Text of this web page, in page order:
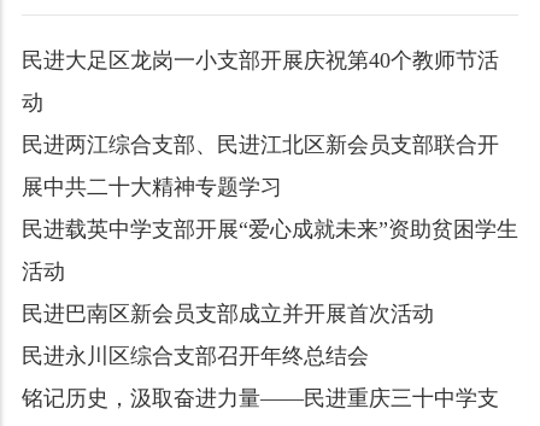
民进大足区龙岗一小支部开展庆祝第40个教师节活
动
民进两江综合支部、民进江北区新会员支部联合开
展中共二十大精神专题学习
民进载英中学支部开展“爱心成就未来”资助贫困学生
活动
民进巴南区新会员支部成立并开展首次活动
民进永川区综合支部召开年终总结会
铭记历史，汲取奋进力量——民进重庆三十中学支